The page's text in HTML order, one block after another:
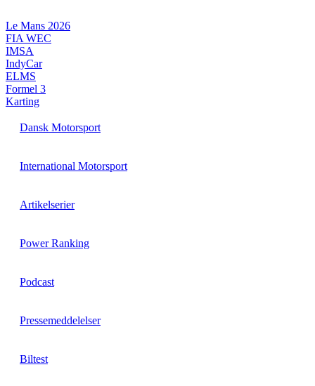
til
indhold
Le Mans 2026
FIA WEC
IMSA
IndyCar
ELMS
Formel 3
Karting
Dansk Motorsport
International Motorsport
Artikelserier
Power Ranking
Podcast
Pressemeddelelser
Biltest